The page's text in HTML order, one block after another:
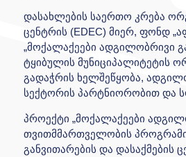
დასახლების საერთო კრება
ცენტრის (EDEC) მიერ, ფონდ
„მოქალაქეები ადგილობრივი
ტყიბულის მუნიციპალიტეტის
გადაჭრის ხელშეწყობა,
სექტორის პარტნიორობით და
პროექტი „მოქალაქეები
თვითმმართველობის
განვითარების და